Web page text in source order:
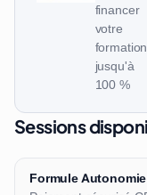
financer
votre
formation
jusqu'à
100 %
Sessions
Formule